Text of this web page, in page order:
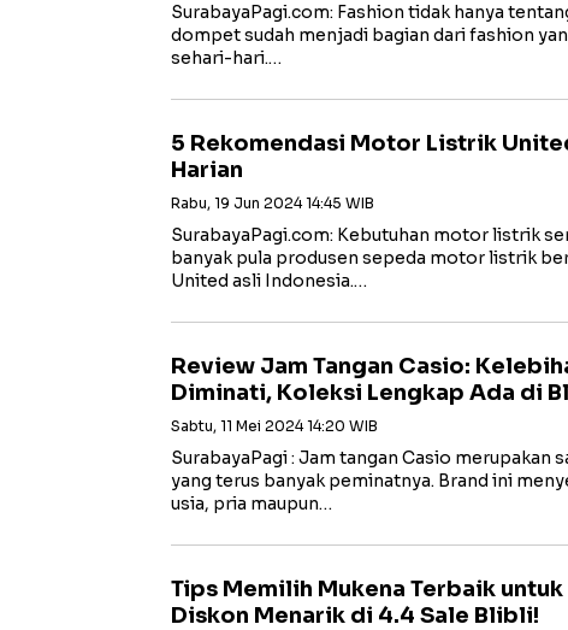
SurabayaPagi.com: Fashion tidak hanya
dompet sudah menjadi bagian dari fashion
sehari-hari.…
5 Rekomendasi Motor Listrik
Harian
Rabu, 19 Jun 2024 14:45 WIB
SurabayaPagi.com: Kebutuhan motor listrik
banyak pula produsen sepeda motor listrik
United asli Indonesia.…
Review Jam Tangan Casio:
Diminati, Koleksi Lengkap Ada di
Sabtu, 11 Mei 2024 14:20 WIB
SurabayaPagi : Jam tangan Casio merupakan
yang terus banyak peminatnya. Brand ini
usia, pria maupun…
Tips Memilih Mukena Terbaik
Diskon Menarik di 4.4 Sale Blibli!